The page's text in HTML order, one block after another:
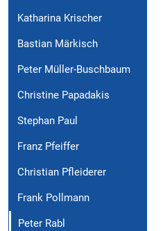
Katharina Krischer
Bastian Märkisch
Peter Müller-Buschbaum
Christine Papadakis
Stephan Paul
Franz Pfeiffer
Christian Pfleiderer
Frank Pollmann
Peter Rabl